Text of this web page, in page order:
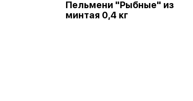
Пельмени "Рыбные" из
минтая 0,4 кг